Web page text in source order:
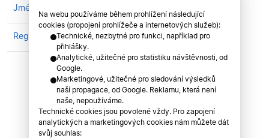
Jméno
Registrován v klubu STK PRAHA
Na webu používáme během prohlížení následující
cookies (propojení prohlížeče a internetových služeb):
Technické, nezbytné pro funkci, například pro
přihlášky.
Analytické, užitečné pro statistiku návštěvnosti, od
Google.
Marketingové, užitečné pro sledování výsledků
naší propagace, od Google. Reklamu, která není
naše, nepoužíváme.
Technické cookies jsou povolené vždy. Pro zapojení
analytických a marketingových cookies nám můžete dát
svůj souhlas: